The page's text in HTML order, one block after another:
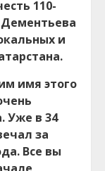
110-
и
имя этого
Уже в 34
за
Все вы